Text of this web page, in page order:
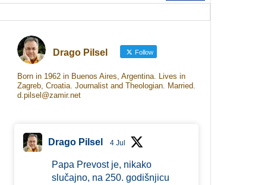
Drago Pilsel Follow
Born in 1962 in Buenos Aires, Argentina. Lives in
Zagreb, Croatia. Journalist and Theologian. Married.
d.pilsel@zamir.net
Drago Pilsel 4 Jul
Papa Prevost je, nikako
slučajno, na 250. godišnjicu